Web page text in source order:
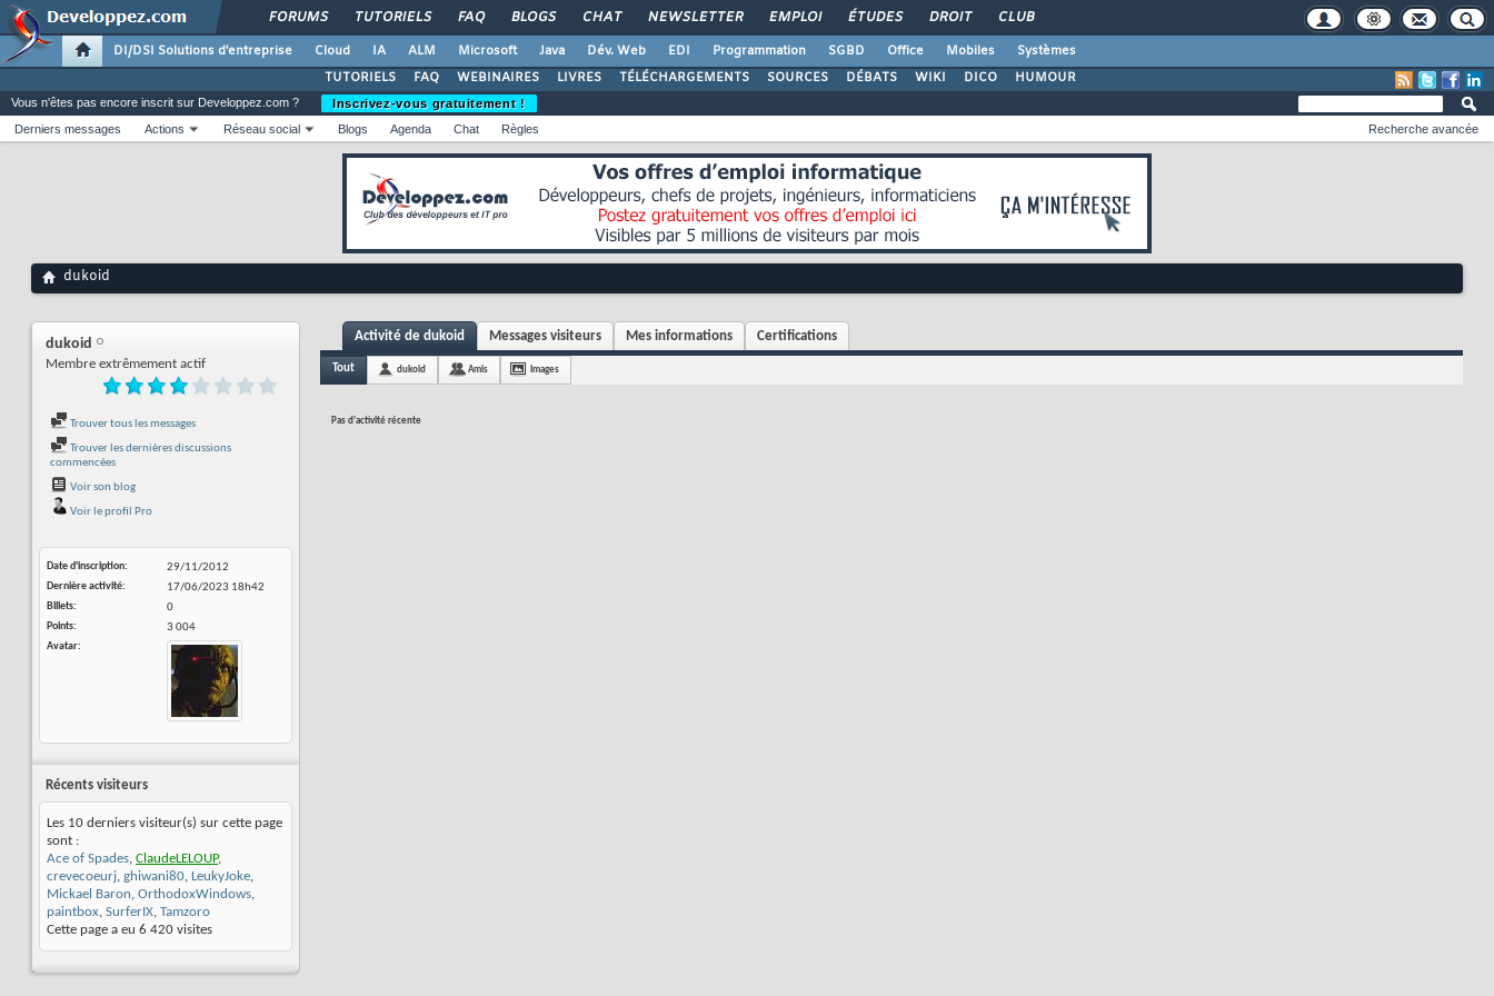
FORUMS TUTORIELS FAQ BLOGS CHAT NEWSLETTER EMPLOI ÉTUDES DROIT CLUB
DI/DSI Solutions d'entreprise Cloud IA ALM Microsoft Java Dév. Web EDI Programmation SGBD Office Mobiles
Systèmes
TUTORIELS
FAQ WEBINAIRES LIVRES TÉLÉCHARGEMENTS SOURCES DÉBATS WIKI DICO HUMOUR
Vous n'êtes pas encore inscrit sur Developpez.com ?
Inscrivez-vous gratuitement !
Derniers messages
Actions Réseau social Blogs Agenda Chat Règles Recherche avancée
dukoid
dukoid
Membre extrêmement actif
Trouver tous les messages
Trouver les dernières discussions
commencées
Voir son blog
Voir le profil Pro
Date d'inscription
29/11/2012
Dernière activité
17/06/2023 18h42
Billets
0
Points
3 004
Avatar
Récents visiteurs
Les 10 derniers visiteur(s) sur cette page
sont :
Ace of Spades, ClaudeLELOUP,
crevecoeurj, ghiwani80, LeukyJoke,
Mickael Baron, OrthodoxWindows,
paintbox, SurferIX, Tamzoro
Cette page a eu 6 420 visites
Activité de dukoid Messages visiteurs Mes informations Certifications
Tout dukoid Amis Images
Pas d'activité récente